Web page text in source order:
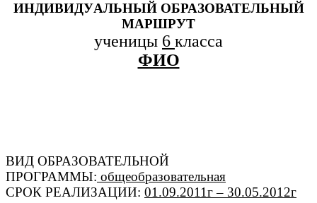
ИНДИВИДУАЛЬНЫЙ ОБРАЗОВАТЕЛЬНЫЙ
МАРШРУТ
ученицы 6 класса
ФИО
ВИД ОБРАЗОВАТЕЛЬНОЙ
ПРОГРАММЫ: общеобразовательная
СРОК РЕАЛИЗАЦИИ: 01.09.2011г – 30.05.2012г